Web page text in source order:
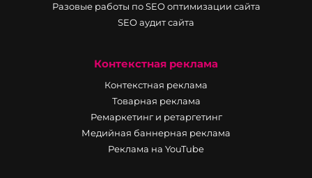
Разовые работы по SEO оптимизации сайта
SEO аудит сайта
Контекстная реклама
Контекстная реклама
Товарная реклама
Ремаркетинг и ретаргетинг
Медийная баннерная реклама
Реклама на YouTube